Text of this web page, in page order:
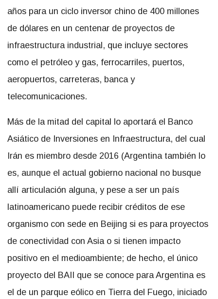
años para un ciclo inversor chino de 400 millones
de dólares en un centenar de proyectos de
infraestructura industrial, que incluye sectores
como el petróleo y gas, ferrocarriles, puertos,
aeropuertos, carreteras, banca y
telecomunicaciones.
Más de la mitad del capital lo aportará el Banco
Asiático de Inversiones en Infraestructura, del cual
Irán es miembro desde 2016 (Argentina también lo
es, aunque el actual gobierno nacional no busque
allí articulación alguna, y pese a ser un país
latinoamericano puede recibir créditos de ese
organismo con sede en Beijing si es para proyectos
de conectividad con Asia o si tienen impacto
positivo en el medioambiente; de hecho, el único
proyecto del BAII que se conoce para Argentina es
el de un parque eólico en Tierra del Fuego, iniciado